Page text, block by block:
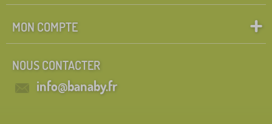
MON COMPTE
NOUS CONTACTER
info@banaby.fr